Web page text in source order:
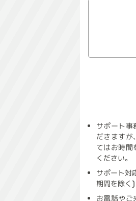
サポート事
だきますが
てはお時間
ください。
サポート対
期間を除く)
お電話やご